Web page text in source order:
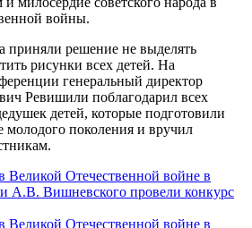
войны.
приняли решение не выделять
рисунки всех детей. На
генеральный директор
Ревишили поблагодарил всех
детей, которые подготовили
молодого поколения и вручил